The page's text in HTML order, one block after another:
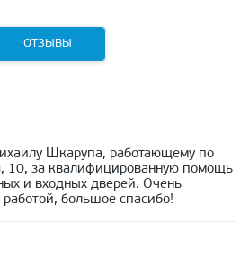
ОТЗЫВЫ
Шкарупа, работающему по
10, за квалифицированную помощь
и входных дверей. Очень
работой, большое спасибо!